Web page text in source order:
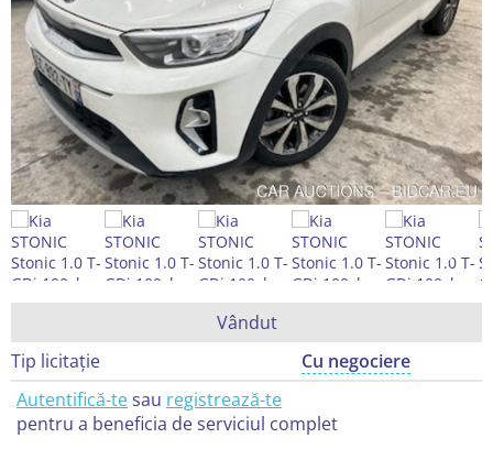
Vândut
Tip licitație
Cu negociere
Autentifică-tesau registrează-te
pentru a beneficia de serviciul complet